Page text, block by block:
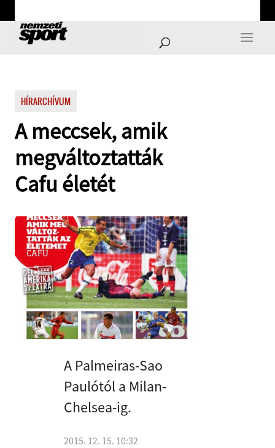
HÍRARCHÍVUM
A meccsek, amik
megváltoztatták
Cafu életét
A Palmeiras-Sao
Paulótól a Milan-
Chelsea-ig.
2015. 12. 15. 10:32